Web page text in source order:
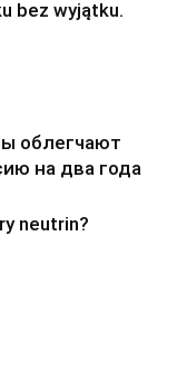
bez wyjątku.
облегчают
на два года
neutrin?